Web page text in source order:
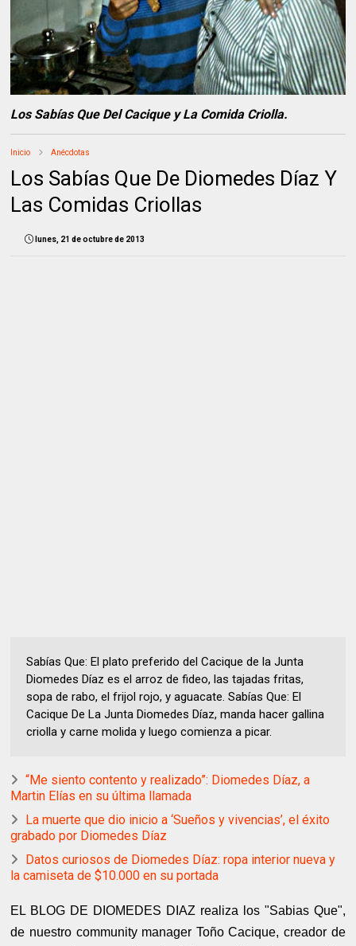
Los Sabías Que Del Cacique y La Comida Criolla.
Inicio Anécdotas
Los Sabías Que De Diomedes Díaz Y
Las Comidas Criollas
lunes, 21 de octubre de 2013
Sabías Que: El plato preferido del Cacique de la Junta
Diomedes Díaz es el arroz de fideo, las tajadas fritas,
sopa de rabo, el frijol rojo, y aguacate. Sabías Que: El
Cacique De La Junta Diomedes Díaz, manda hacer gallina
criolla y carne molida y luego comienza a picar.
“Me siento contento y realizado”: Diomedes Díaz, a
Martin Elías en su última llamada
La muerte que dio inicio a ‘Sueños y vivencias’, el éxito
grabado por Diomedes Díaz
Datos curiosos de Diomedes Díaz: ropa interior nueva y
la camiseta de $10.000 en su portada
EL BLOG DE DIOMEDES DIAZ realiza los "Sabias Que",
de nuestro community manager Toño Cacique, creador de